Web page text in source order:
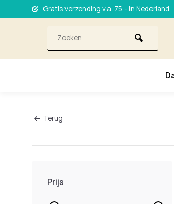
Gratis verzending v.a. 75,- in Nederland
Terug
Prijs